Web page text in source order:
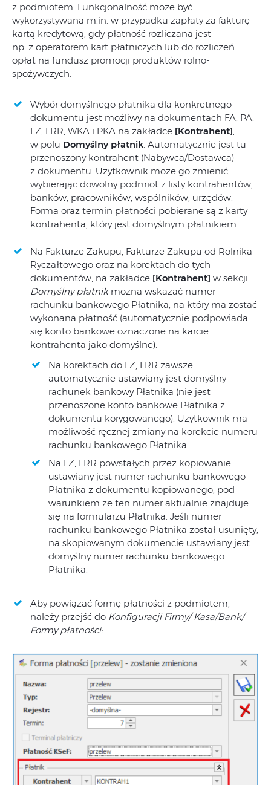
z podmiotem. Funkcjonalność może być
wykorzystywana m.in. w przypadku zapłaty za fakturę
kartą kredytową, gdy płatność rozliczana jest
np. z operatorem kart płatniczych lub do rozliczeń
opłat na fundusz promocji produktów rolno-
spożywczych.
Wybór domyślnego płatnika dla konkretnego
dokumentu jest możliwy na dokumentach FA, PA,
FZ, FRR, WKA i PKA na zakładce [Kontrahent]
w polu Domyślny płatnik . Automatycznie jest tu
przenoszony kontrahent (Nabywca/Dostawca)
z dokumentu. Użytkownik może go zmienić,
wybierając dowolny podmiot z listy kontrahentów,
banków, pracowników, wspólników, urzędów.
Forma oraz termin płatności pobierane są z karty
kontrahenta, który jest domyślnym płatnikiem.
Na Fakturze Zakupu, Fakturze Zakupu od Rolnika
Ryczałtowego oraz na korektach do tych
dokumentów, na zakładce [Kontrahent] w sekcji
Domyślny płatnik można wskazać numer
rachunku bankowego Płatnika, na który ma zostać
wykonana płatność (automatycznie podpowiada
się konto bankowe oznaczone na karcie
kontrahenta jako domyślne):
Na korektach do FZ, FRR zawsze
automatycznie ustawiany jest domyślny
rachunek bankowy Płatnika (nie jest
przenoszone konto bankowe Płatnika z
dokumentu korygowanego). Użytkownik ma
możliwość ręcznej zmiany na korekcie numeru
rachunku bankowego Płatnika.
Na FZ, FRR powstałych przez kopiowanie
ustawiany jest numer rachunku bankowego
Płatnika z dokumentu kopiowanego, pod
warunkiem że ten numer aktualnie znajduje
się na formularzu Płatnika. Jeśli numer
rachunku bankowego Płatnika został usunięty,
na skopiowanym dokumencie ustawiany jest
domyślny numer rachunku bankowego
Płatnika.
Aby powiązać formę płatności z podmiotem,
należy przejść do Konfiguracji Firmy/ Kasa/Bank/
Formy płatności: